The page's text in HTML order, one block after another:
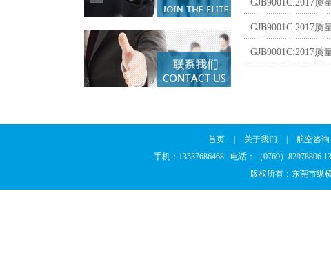
GJB9001C:2017
GJB9001C:2017质
GJB9001C:2017
首页 关于我们 航空咨询
手机：13537686468 电话：（0769）82978806
版权所有：东莞市纵